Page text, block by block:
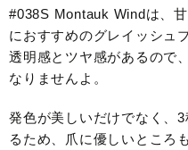
#038S Montauk Windは、
におすすめのグレイッシュ
透明感とツヤ感があるので
なりませんよ。
発色が美しいだけでなく、
るため、爪に優しいところ